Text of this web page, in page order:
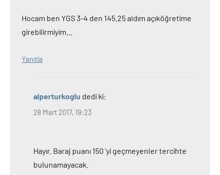
Hocam ben YGS 3-4 den 145.25 aldım açıköğretime
girebilirmiyim…
Yanıtla
alperturkoglu dedi ki:
28 Mart 2017, 19:23
Hayır. Baraj puanı 150 ‘yi geçmeyenler tercihte
bulunamayacak.